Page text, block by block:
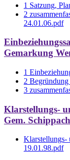
1 Satzung,
2
24.01.06.pdf
Gemarkung
1
2
3
Klarstellungs-
Gem. Schippach
Klarstellungs-
19.01.98.pdf